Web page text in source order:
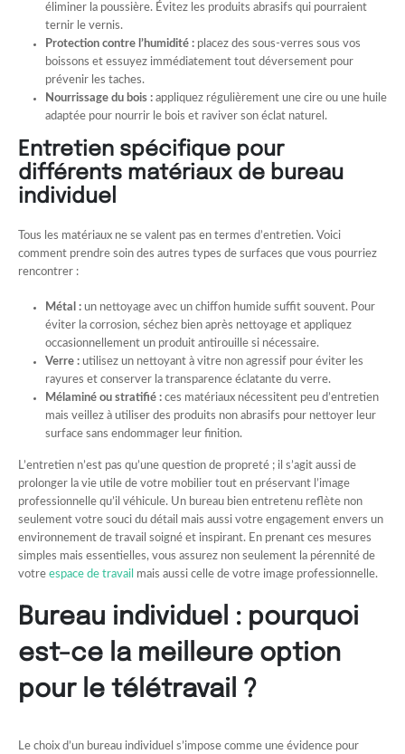
éliminer la poussière. Évitez les produits abrasifs qui pourraient
ternir le vernis.
Protection contre l’humidité :placez des sous-verres sous vos
boissons et essuyez immédiatement tout déversement pour
prévenir les taches.
Nourrissage du bois :appliquez régulièrement une cire ou une huile
adaptée pour nourrir le bois et raviver son éclat naturel.
Entretien spécifique pour
différents matériaux de bureau
individuel
Tous les matériaux ne se valent pas en termes d’entretien. Voici
comment prendre soin des autres types de surfaces que vous pourriez
rencontrer :
Métal :un nettoyage avec un chiffon humide suffit souvent. Pour
éviter la corrosion, séchez bien après nettoyage et appliquez
occasionnellement un produit antirouille si nécessaire.
Verre :utilisez un nettoyant à vitre non agressif pour éviter les
rayures et conserver la transparence éclatante du verre.
Mélaminé ou stratifié :ces matériaux nécessitent peu d’entretien
mais veillez à utiliser des produits non abrasifs pour nettoyer leur
surface sans endommager leur finition.
L’entretien n’est pas qu’une question de propreté ; il s’agit aussi de
prolonger la vie utile de votre mobilier tout en préservant l’image
professionnelle qu’il véhicule. Un bureau bien entretenu reflète non
seulement votre souci du détail mais aussi votre engagement envers un
environnement de travail soigné et inspirant. En prenant ces mesures
simples mais essentielles, vous assurez non seulement la pérennité de
votre espace de travail mais aussi celle de votre image professionnelle.
Bureau individuel : pourquoi
est-ce la meilleure option
pour le télétravail ?
Le choix d’un bureau individuel s’impose comme une évidence pour